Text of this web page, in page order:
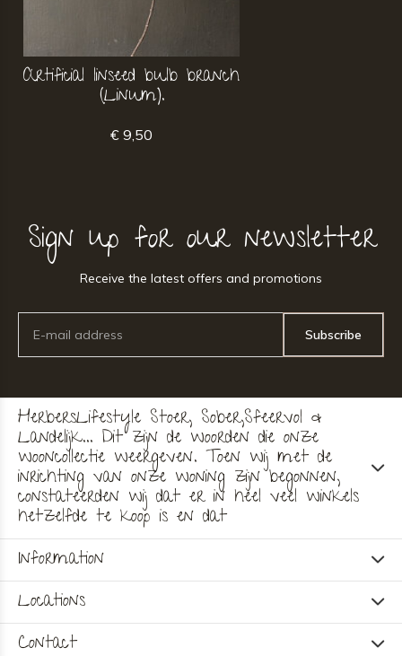
Artificial linseed bulb branch
(Linum).
€ 9,50
Sign up for our newsletter
Receive the latest offers and promotions
Subscribe
HerbersLifestyle Stoer, Sober,Sfeervol &
Landelijk... Dit zijn de woorden die onze
wooncollectie weergeven. Toen wij met de
inrichting van onze woning zijn begonnen,
constateerden wij dat er in heel veel winkels
hetzelfde te koop is en dat
Information
Locations
Contact